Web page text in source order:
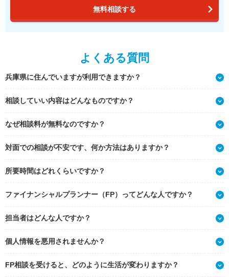
無料相談する
よくある質問
兵庫県に住んでいますが利用できますか？
相談していい内容はどんなものですか？
なぜ相談料が無料なのですか？
対面での相談が不安です、何か方法はありますか？
所要時間はどれくらいですか？
ファイナンシャルプランナー（FP）ってどんな人ですか？
担当者はどんな人ですか？
個人情報を悪用されませんか？
FP相談を受けると、どのように生活が変わりますか？